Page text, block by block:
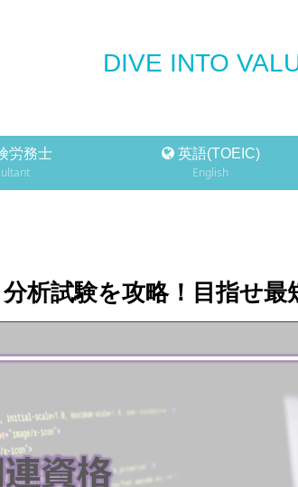
DIVE INTO
労務士
英語(TOEIC)
English
析試験を攻略！目指せ最